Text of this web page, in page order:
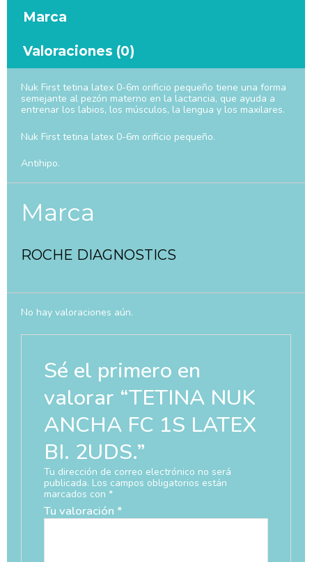
Marca
Valoraciones (0)
Nuk First tetina latex 0-6m orificio pequeño tiene una forma
semejante al pezón materno en la lactancia, que ayuda a
entrenar los labios, los músculos, la lengua y los maxilares.
Nuk First tetina latex 0-6m orificio pequeño.
Antihipo.
Marca
ROCHE DIAGNOSTICS
No hay valoraciones aún.
Sé el primero en
valorar “TETINA NUK
ANCHA FC 1S LATEX
BI. 2UDS.”
Tu dirección de correo electrónico no será
publicada. Los campos obligatorios están
marcados con *
Tu valoración *